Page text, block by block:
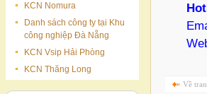
KCN Nomura
Danh sách công ty tại Khu
công nghiệp Đà Nẵng
KCN Vsip Hải Phòng
KCN Thăng Long
Về